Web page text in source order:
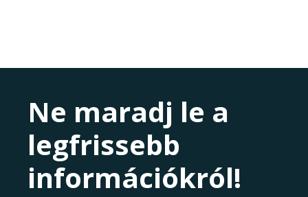
Ne maradj le a
legfrissebb
információkról!